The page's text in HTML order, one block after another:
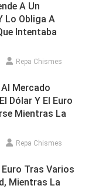
A Un
Lo Obliga A
Intentaba
Repa Chismes
Al Mercado
Dólar Y El Euro
Mientras La
Repa Chismes
Euro Tras Varios
Mientras La